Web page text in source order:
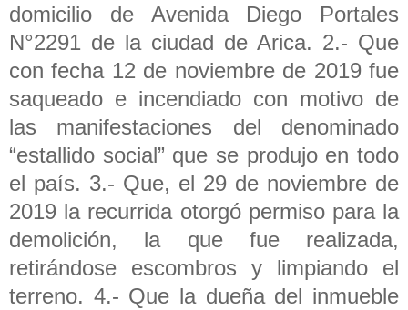
domicilio de Avenida Diego Portales
N°2291 de la ciudad de Arica. 2.- Que
con fecha 12 de noviembre de 2019 fue
saqueado e incendiado con motivo de
las manifestaciones del denominado
“estallido social” que se produjo en todo
el país. 3.- Que, el 29 de noviembre de
2019 la recurrida otorgó permiso para la
demolición, la que fue realizada,
retirándose escombros y limpiando el
terreno. 4.- Que la dueña del inmueble